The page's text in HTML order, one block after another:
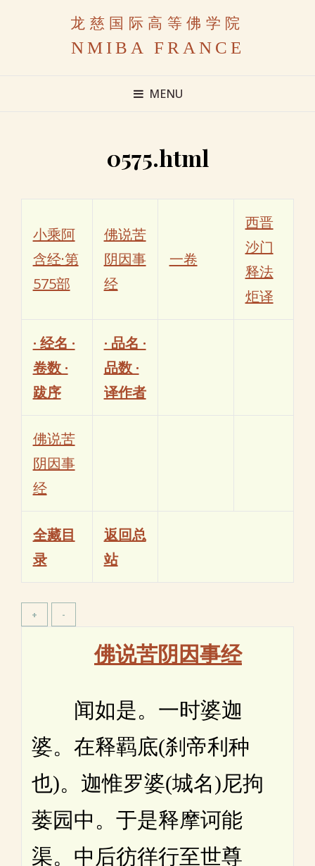
龙慈国际高等佛学院
NMIBA FRANCE
MENU
0575.html
小乘阿
含经·第
575部
佛说苦
阴因事
经
一卷
西晋
沙门
释法
炬译
· 经名 ·
卷数 ·
跋序
· 品名 ·
品数 ·
译作者
佛说苦
阴因事
经
全藏目
录
返回总
站
佛说苦阴因事经
闻如是。一时婆迦
婆。在释羁底(刹帝利种
也)。迦惟罗婆(城名)尼拘
蒌园中。于是释摩诃能
渠。中后彷徉行至世尊